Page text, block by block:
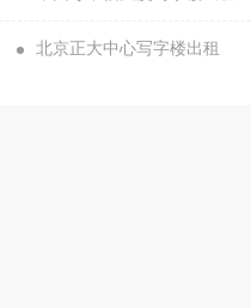
北京正大中心写字楼出租